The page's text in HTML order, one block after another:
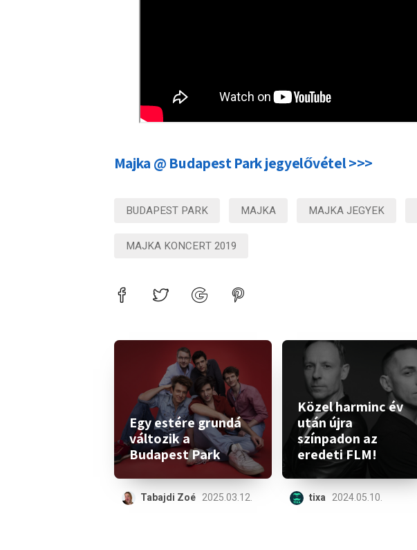
Majka @ Budapest Park jegyelővétel >>>
BUDAPEST PARK MAJKA MAJKA JEGYEK
MAJKA KONCERT 2019
Egy estére grundá
változik a
Budapest Park
Tabajdi Zoé 2025.03.12.
Közel harminc év
után újra
színpadon az
eredeti FLM!
tixa 2024.05.10.